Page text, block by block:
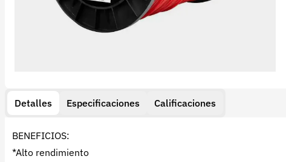
Detalles Especificaciones Calificaciones
BENEFICIOS:
*Alto rendimiento